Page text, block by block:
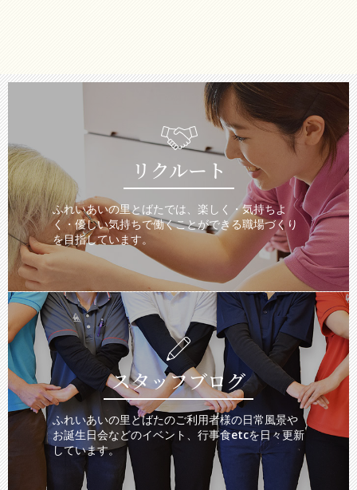
リクルート
ふれいあいの里とばたでは、楽しく・気持ちよ
く・優しい気持ちで働くことができる職場づくり
を目指しています。
スタッフブログ
ふれいあいの里とばたのご利用者様の日常風景や
お誕生日会などのイベント、行事食etcを日々更新
しています。